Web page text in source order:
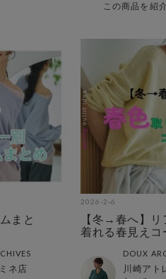
この商品を紹
まと
ネ店
2026-2-6
【冬→春へ】リ
着れる春見えコ
DOUX
川崎アト